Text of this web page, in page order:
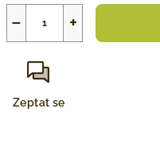
+
−
Zeptat se